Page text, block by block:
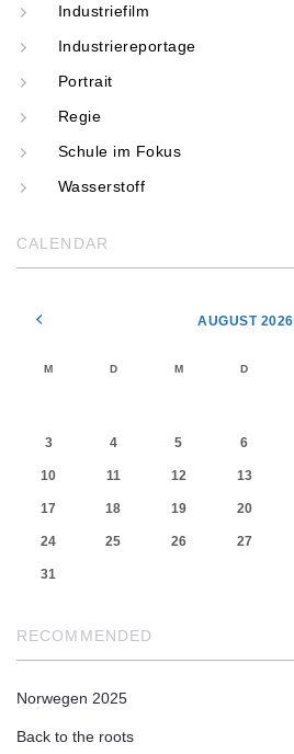
Industriefilm
Industriereportage
Portrait
Regie
Schule im Fokus
Wasserstoff
CALENDAR
AUGUST 2026
M D M D
3 4 5 6
10 11 12 13
17 18 19 20
24 25 26 27
31
RECOMMENDED
Norwegen 2025
Back to the roots